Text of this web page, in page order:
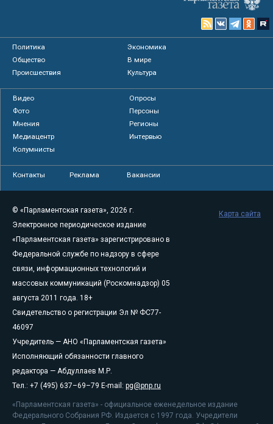
Политика
Экономика
Общество
В мире
Происшествия
Культура
Видео
Опросы
Фото
Персоны
Мнения
Регионы
Медиацентр
Интервью
Колумнисты
Контакты Реклама Вакансии
© «Парламентская газета», 2026 г.
Электронное периодическое издание
«Парламентская газета» зарегистрировано в
Федеральной службе по надзору в сфере
связи, информационных технологий и
массовых коммуникаций (Роскомнадзор) 05
августа 2011 года. 18+
Свидетельство о регистрации Эл № ФС77-
46097
Учредитель — АНО «Парламентская газета»
Исполняющий обязанности главного
редактора — Абдуллаев М.Р.
Тел.: +7 (495) 637–69–79 E-mail: pg@pnp.ru
«Парламентская газета» - официальное еженедельное издание
Федерального Собрания РФ. Издается с 1997 года. Учредители
Карта сайта